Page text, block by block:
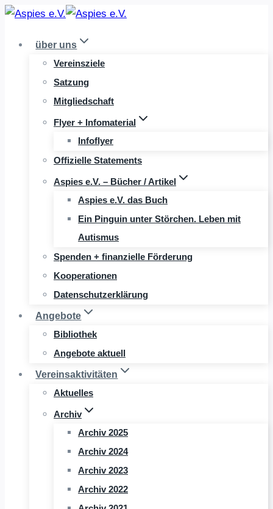
Zum
springenüber uns
Vereinsziele
Satzung
Mitgliedschaft
Flyer + Infomaterial
Infoflyer
Offizielle Statements
Aspies e.V. – Bücher / Artikel
Aspies e.V. das Buch
Ein Pinguin unter Störchen. Leben mit
Autismus
Spenden + finanzielle Förderung
Kooperationen
Datenschutzerklärung
Angebote
Bibliothek
Angebote aktuell
Vereinsaktivitäten
Aktuelles
Archiv
Archiv 2025
Archiv 2024
Archiv 2023
Archiv 2022